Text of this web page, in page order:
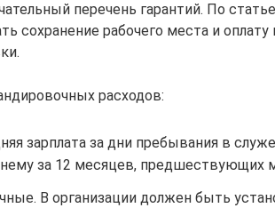
перечень гарантий. По
сохранение рабочего места и
расходов:
зарплата за дни пребывания в
за 12 месяцев, предшествующих
В организации должен быть